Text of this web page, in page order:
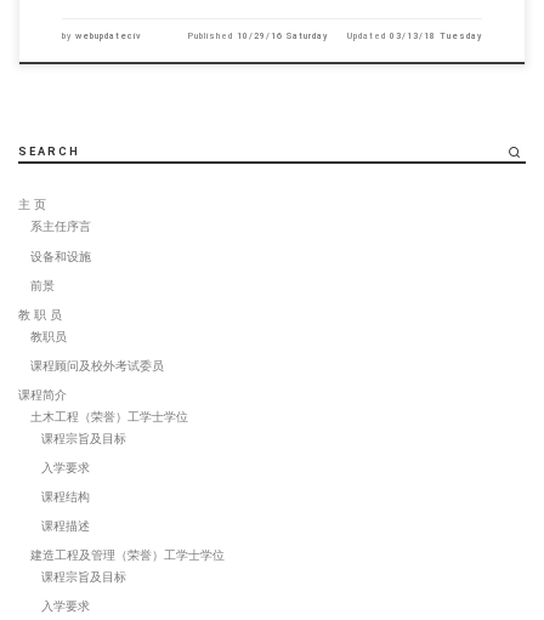
by webupdateciv Published 10/29/16 Saturday Updated03/13/18 Tuesday
SEARCH
主 页
系主任序言
设备和设施
前景
教 职 员
教职员
课程顾问及校外考试委员
课程简介
土木工程（荣誉）工学士学位
课程宗旨及目标
入学要求
课程结构
课程描述
建造工程及管理（荣誉）工学士学位
课程宗旨及目标
入学要求